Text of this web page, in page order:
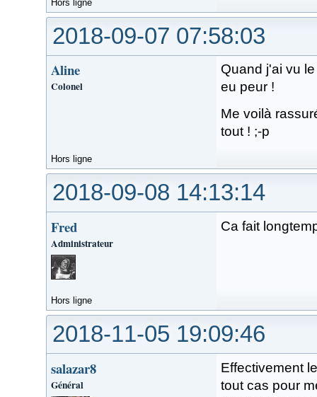
Hors ligne
2018-09-07 07:58:03
Aline
Colonel
Quand j'ai vu
eu peur !
Me voilà
tout ! ;-p
Hors ligne
2018-09-08 14:13:14
Fred
Administrateur
Ca fait
Hors ligne
2018-11-05 19:09:46
salazar8
Général
Effectivement
tout cas pour